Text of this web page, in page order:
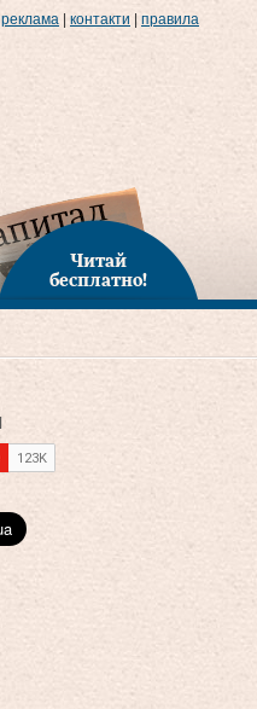
реклама контакти правила
Читай
бесплатно!